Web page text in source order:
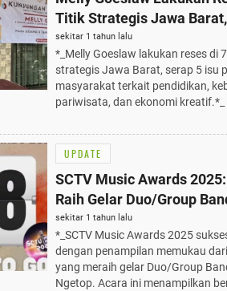
Titik Strategis Jawa
Isu Penting Masyarakat
sekitar 1 tahun lalu
*_Melly Goeslaw lakukan reses di
strategis Jawa Barat, serap 5 isu
masyarakat terkait pendidikan,
pariwisata, dan ekonomi kreatif.*_
UPDATE
SCTV Music Awards
Raih Gelar Duo/Group
Ngetop dengan Penampilan
Memukau
sekitar 1 tahun lalu
*_SCTV Music Awards 2025
dengan penampilan memukau
yang meraih gelar Duo/Group
Ngetop. Acara ini menampilkan